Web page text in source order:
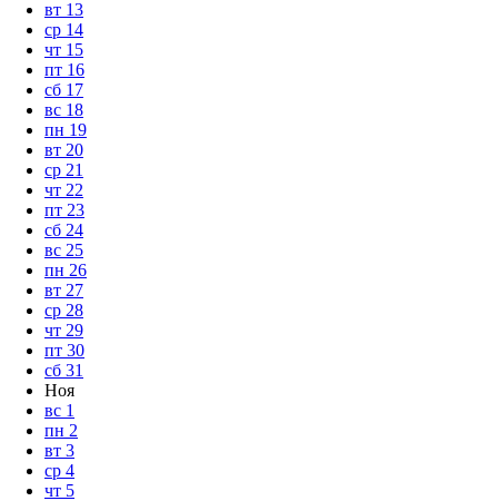
вт 13
ср 14
чт 15
пт 16
сб 17
вс 18
пн 19
вт 20
ср 21
чт 22
пт 23
сб 24
вс 25
пн 26
вт 27
ср 28
чт 29
пт 30
сб 31
Ноя
вс 1
пн 2
вт 3
ср 4
чт 5